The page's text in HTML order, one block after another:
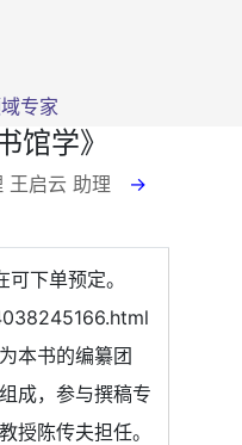
专家
馆学》
王启云 助理 →
下单预定。
本书的编纂团
成，参与撰稿专
授陈传夫担任。